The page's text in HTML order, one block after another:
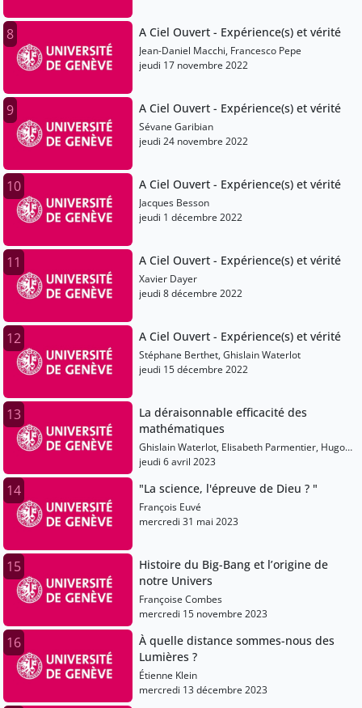
8 A Ciel Ouvert - Expérience(s) et vérité
Jean-Daniel Macchi, Francesco Pepe
jeudi 17 novembre 2022
9 A Ciel Ouvert - Expérience(s) et vérité
Sévane Garibian
jeudi 24 novembre 2022
10 A Ciel Ouvert - Expérience(s) et vérité
Jacques Besson
jeudi 1 décembre 2022
11 A Ciel Ouvert - Expérience(s) et vérité
Xavier Dayer
jeudi 8 décembre 2022
12 A Ciel Ouvert - Expérience(s) et vérité
Stéphane Berthet, Ghislain Waterlot
jeudi 15 décembre 2022
13
La déraisonnable efficacité des
mathématiques
Ghislain Waterlot, Elisabeth Parmentier, Hugo
Duminil-Copin
jeudi 6 avril 2023
14 "La science, l'épreuve de Dieu ? "
François Euvé
mercredi 31 mai 2023
15
Histoire du Big-Bang et l’origine de
notre Univers
Françoise Combes
mercredi 15 novembre 2023
16
À quelle distance sommes-nous des
Lumières ?
Étienne Klein
mercredi 13 décembre 2023